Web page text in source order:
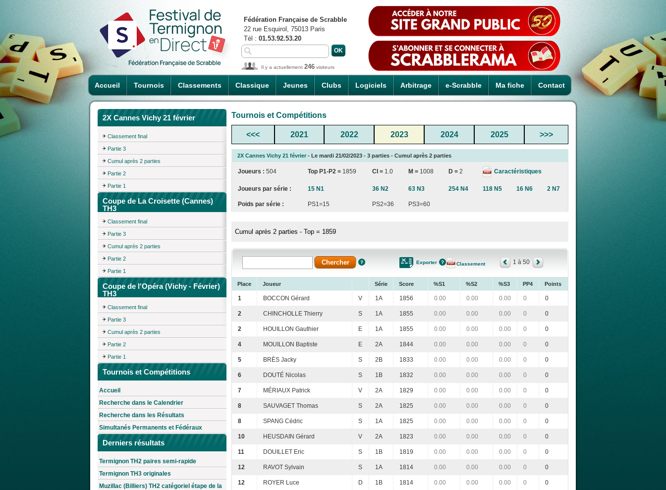
Accueil Tournois Classements Classique Jeunes Clubs Logiciels Arbitrage e-Scrabble Ma fiche Contact
Fédération Française de Scrabble
22 rue Esquirol, 75013 Paris
Tél : 01.53.92.53.20
Il y a actuellement 246 visiteurs
2X Cannes Vichy 21 février
Classement final
Partie 3
Cumul après 2 parties
Partie 2
Partie 1
Coupe de La Croisette (Cannes)
TH3
Classement final
Partie 3
Cumul après 2 parties
Partie 2
Partie 1
Coupe de l'Opéra (Vichy - Février)
TH3
Classement final
Partie 3
Cumul après 2 parties
Partie 2
Partie 1
Tournois et Compétitions
Accueil
Recherche dans le Calendrier
Recherche dans les Résultats
Simultanés Permanents et Fédéraux
Derniers résultats
Termignon TH2 paires semi-rapide
Termignon TH3 originales
Muzillac (Billiers) TH2 catégoriel étape de la
Tournois et Compétitions
<<< 2021 2022 2023 2024 2025 >>>
2X Cannes Vichy 21 février - Le mardi 21/02/2023 - 3 parties - Cumul après 2 parties
Joueurs : 504 Top P1-P2 = 1859 CI = 1.0 M = 1008 D = 2 Caractéristiques
Joueurs par série : 15 N1 36 N2 63 N3 254 N4 118 N5 16 N6 2 N7
Poids par série : PS1=15 PS2=36 PS3=60
Cumul après 2 parties - Top = 1859
Exporter Classement 1 à 50
Place Joueur Série Score %S1 %S2 %S3 PP4 Points
1 BOCCON Gérard V 1A 1856 0.00 0.00 0.00 0 0
2 CHINCHOLLE Thierry S 1A 1855 0.00 0.00 0.00 0 0
2 HOUILLON Gauthier E 1A 1855 0.00 0.00 0.00 0 0
4 MOUILLON Baptiste E 2A 1844 0.00 0.00 0.00 0 0
5 BRÈS Jacky S 2B 1833 0.00 0.00 0.00 0 0
6 DOUTÉ Nicolas S 1B 1832 0.00 0.00 0.00 0 0
7 MÉRIAUX Patrick V 2A 1829 0.00 0.00 0.00 0 0
8 SAUVAGET Thomas S 2A 1825 0.00 0.00 0.00 0 0
8 SPANG Cédric S 1A 1825 0.00 0.00 0.00 0 0
10 HEUSDAIN Gérard V 2A 1823 0.00 0.00 0.00 0 0
11 DOUILLET Eric S 1B 1819 0.00 0.00 0.00 0 0
12 RAVOT Sylvain S 1A 1814 0.00 0.00 0.00 0 0
12 ROYER Luce D 1B 1814 0.00 0.00 0.00 0 0